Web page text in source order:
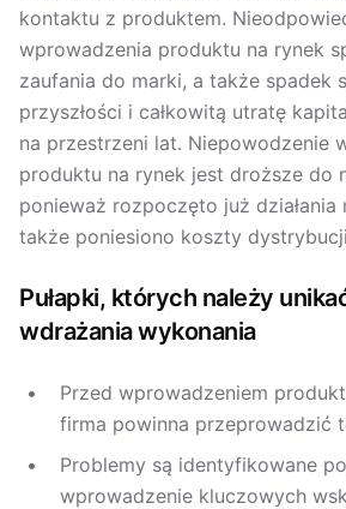
kontaktu z produktem.
wprowadzenia produktu na rynek
zaufania do marki, a także spadek
przyszłości i całkowitą utratę
na przestrzeni lat. Niepowodzenie
produktu na rynek jest droższe do
ponieważ rozpoczęto już działania
także poniesiono koszty
Pułapki, których należy
wdrażania wykonania
Przed wprowadzeniem
firma powinna przeprowadzić
Problemy są identyfikowane
wprowadzenie kluczowych